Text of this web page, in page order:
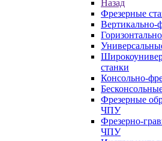
Назад
Фрезерные
Вертикально-
станки
Консольно-
Фрезерные
ЧПУ
Фрезерно-
ЧПУ